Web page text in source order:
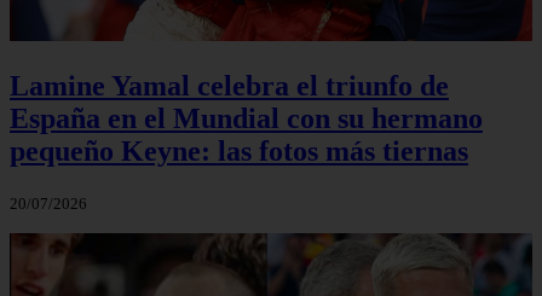
Lamine Yamal celebra el triunfo de
España en el Mundial con su hermano
pequeño Keyne: las fotos más tiernas
20/07/2026